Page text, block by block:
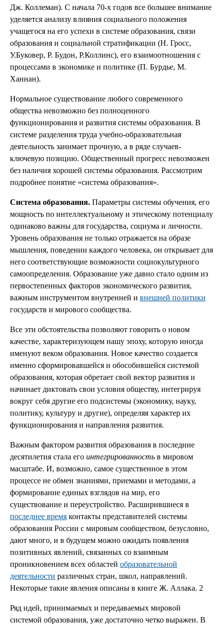
Дж. Коллеман). С начала 70-х годов все большее внимание
уделяется анализу влияния социального положения
учащегося на его успехи в системе образования, связи
образования и социальной стратификации (Н. Гросс,
У.Буковер, Р. Будон, Р.Коллинс), его взаимоотношения с
процессами в экономике и политике (П. Бурдье, М.
Ханнан).
Нормальное существование любого современного
общества невозможно без полноценного
функционирования и развития системы образования. В
системе разделения труда учебно-образовательная
деятельность занимает прочную, а в ряде случаев-
ключевую позицию. Общественный прогресс невозможен
без наличия хорошей системы образования. Рассмотрим
подробнее понятие «система образования».
Система образования. Параметры системы обучения, его
мощность по интеллектуальному и этическому потенциалу
одинаково важны для государства, социума и личности.
Уровень образования не только отражается на образе
мышления, поведении каждого человека, он открывает для
него соответствующие возможности социокультурного
самоопределения. Образование уже давно стало одним из
первостепенных факторов экономического развития,
важным инструментом внутренней и внешней политики
государств и мирового сообщества.
Все эти обстоятельства позволяют говорить о новом
качестве, характеризующем нашу эпоху, которую иногда
именуют веком образования. Новое качество создается
именно сформировавшейся и обособившейся системой
образования, которая обретает свой вектор развития и
начинает диктовать свои условия обществу, интегрируя
вокруг себя другие его подсистемы (экономику, науку,
политику, культуру и другие), определяя характер их
функционирования и направления развития.
Важным фактором развития образования в последние
десятилетия стала его интегрированность в мировом
масштабе. И, возможно, самое существенное в этом
процессе не обмен знаниями, приемами и методами, а
формирование единых взглядов на мир, его
существование и переустройство. Расширившиеся в
последнее время контакты представителей системы
образования России с мировым сообществом, безусловно,
дают много, и в будущем можно ожидать появления
позитивных явлений, связанных со взаимным
проникновением всех областей образовательной
деятельности различных стран, школ, направлений.
Некоторые такие явления описаны в книге Ж. Аллака. 2
Ряд идей, принимаемых и передаваемых мировой
системой образования, уже достаточно четко выражен. В